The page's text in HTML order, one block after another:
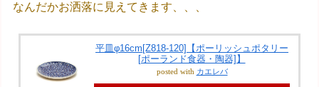
なんだかお洒落に見えてきます、、、
平皿φ16cm[Z818-120]【ポーリッシュポタリー
[ポーランド食器・陶器]】
posted with カエレバ